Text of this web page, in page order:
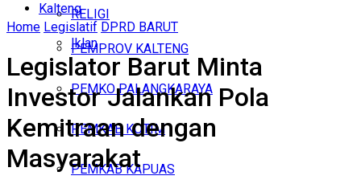
RELIGI
Iklan
Jumat, Agustus 7, 2026
Kalteng
PEMPROV KALTENG
PEMKO PALANGKARAYA
PEMKAB KOTIM
PEMKAB KAPUAS
Home Legislatif DPRD BARUT
Legislator Barut Minta
Investor Jalankan Pola
Kemitraan dengan
Masyarakat